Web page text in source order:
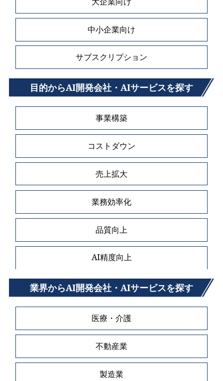
中小企業向け
サブスクリプション
目的からAI開発会社・AIサービスを探す
事業構築
コストダウン
売上拡大
業務効率化
品質向上
AI精度向上
業界からAI開発会社・AIサービスを探す
医療・介護
不動産業
製造業